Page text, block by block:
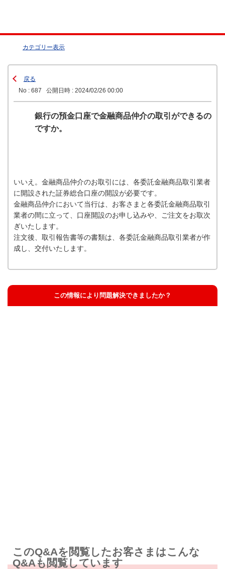
カテゴリー表示
戻る
No : 687
公開日時 : 2024/02/26 00:00
銀行の預金口座で金融商品仲介の取引ができるの
ですか。
いいえ。金融商品仲介のお取引には、各委託金融商品取引業者
に開設された証券総合口座の開設が必要です。
金融商品仲介において当行は、お客さまと各委託金融商品取引
業者の間に立って、口座開設のお申し込みや、ご注文をお取次
ぎいたします。
注文後、取引報告書等の書類は、各委託金融商品取引業者が作
成し、交付いたします。
この情報により問題解決できましたか？
このQ&Aを閲覧したお客さまはこんな
Q&Aも閲覧しています